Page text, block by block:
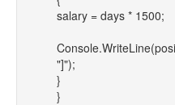
salary = days * 1500;
"]");
}
}